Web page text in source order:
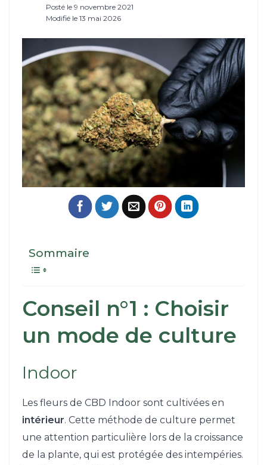
Posté le 9 novembre 2021
Modifié le 13 mai 2026
Sommaire
Conseil n°1 : Choisir
un mode de culture
Indoor
Les fleurs de CBD Indoor sont cultivées en
intérieur. Cette méthode de culture permet
une attention particulière lors de la croissance
de la plante, qui est protégée des intempéries.